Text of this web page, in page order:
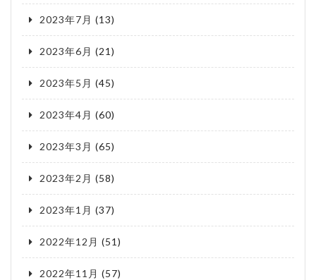
2023年7月 (13)
2023年6月 (21)
2023年5月 (45)
2023年4月 (60)
2023年3月 (65)
2023年2月 (58)
2023年1月 (37)
2022年12月 (51)
2022年11月 (57)